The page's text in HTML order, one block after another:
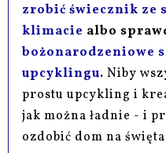
zrobić świecznik ze
klimacie albo
bożonarodzeniowe
upcyklingu.Niby
prostu upcykling i
jak można ładnie - i
ozdobić dom na